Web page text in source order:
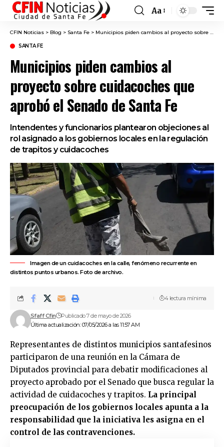
Font
Resizer
Aa
CFIN Noticias > Blog > Santa Fe > Municipios piden cambios al proyecto sobre cuidacoches que aprobó el Senado de Santa Fe
SANTA FE
Municipios piden cambios al
proyecto sobre cuidacoches que
aprobó el Senado de Santa Fe
Intendentes y funcionarios plantearon objeciones al
rol asignado a los gobiernos locales en la regulación
de trapitos y cuidacoches
Imagen de un cuidacoches en la calle, fenómeno recurrente en
distintos puntos urbanos. Foto de archivo.
Última actualización: 07/05/2026 a las 11:57 AM
Sfaff Cfin Publicado 7 de mayo de 2026
4 lectura mínima
Representantes de distintos municipios santafesinos
participaron de una reunión en la Cámara de
Diputados provincial para debatir modificaciones al
proyecto aprobado por el Senado que busca regular la
actividad de cuidacoches y trapitos. La principal
preocupación de los gobiernos locales apunta a la
responsabilidad que la iniciativa les asigna en el
control de las contravenciones.